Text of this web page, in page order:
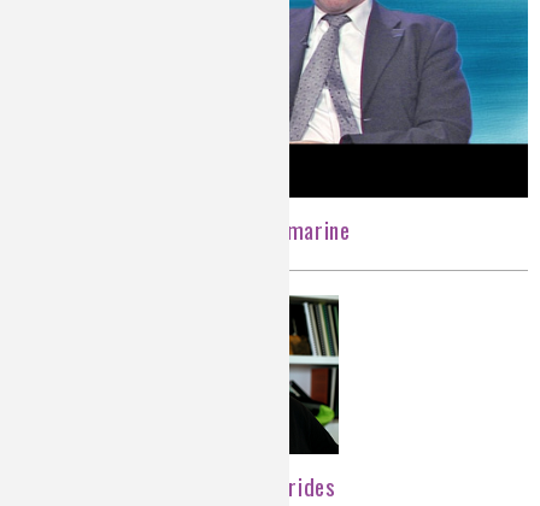
De l'intérêt de la biologie marine
Chimie des matériaux hybrides